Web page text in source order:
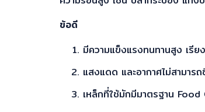
ข้อดี
มีความแข็งแรงทนทานสูง เรีย
แสงแดด และอากาศไม่สามาร
เหล็กที่ใช้มักมีมาตรฐาน